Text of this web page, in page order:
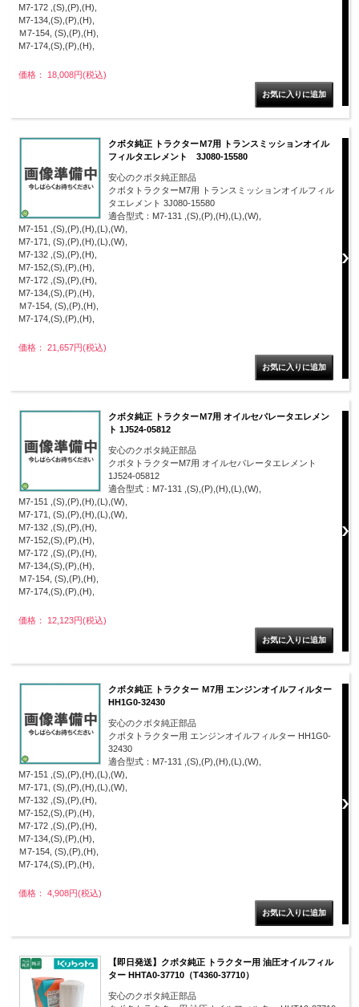
M7-172 ,(S),(P),(H),
M7-134,(S),(P),(H),
Ｍ7-154, (S),(P),(H),
M7-174,(S),(P),(H),
価格： 18,008円(税込)
クボタ純正 トラクターＭ7用 トランスミッションオイル
フィルタエレメント 3J080-15580
安心のクボタ純正部品
クボタトラクターM7用 トランスミッションオイルフィル
タエレメント 3J080-15580
適合型式：M7-131 ,(S),(P),(H),(L),(W),
M7-151 ,(S),(P),(H),(L),(W),
M7-171, (S),(P),(H),(L),(W),
M7-132 ,(S),(P),(H),
M7-152,(S),(P),(H),
M7-172 ,(S),(P),(H),
M7-134,(S),(P),(H),
Ｍ7-154, (S),(P),(H),
M7-174,(S),(P),(H),
価格： 21,657円(税込)
クボタ純正 トラクターＭ7用 オイルセパレータエレメン
ト 1J524-05812
安心のクボタ純正部品
クボタトラクターM7用 オイルセパレータエレメント
1J524-05812
適合型式：M7-131 ,(S),(P),(H),(L),(W),
M7-151 ,(S),(P),(H),(L),(W),
M7-171, (S),(P),(H),(L),(W),
M7-132 ,(S),(P),(H),
M7-152,(S),(P),(H),
M7-172 ,(S),(P),(H),
M7-134,(S),(P),(H),
Ｍ7-154, (S),(P),(H),
M7-174,(S),(P),(H),
価格： 12,123円(税込)
クボタ純正 トラクター Ｍ7用 エンジンオイルフィルター
HH1G0-32430
安心のクボタ純正部品
クボタトラクター用 エンジンオイルフィルター HH1G0-
32430
適合型式：M7-131 ,(S),(P),(H),(L),(W),
M7-151 ,(S),(P),(H),(L),(W),
M7-171, (S),(P),(H),(L),(W),
M7-132 ,(S),(P),(H),
M7-152,(S),(P),(H),
M7-172 ,(S),(P),(H),
M7-134,(S),(P),(H),
Ｍ7-154, (S),(P),(H),
M7-174,(S),(P),(H),
価格： 4,908円(税込)
【即日発送】クボタ純正 トラクター用 油圧オイルフィル
ター HHTA0-37710（T4360-37710）
安心のクボタ純正部品